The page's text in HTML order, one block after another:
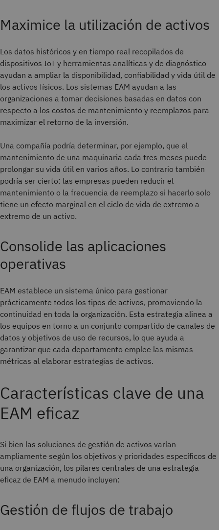
Maximice la utilización de activos
Los datos históricos y en tiempo real recopilados de
dispositivos IoT y herramientas analíticas y de diagnóstico
ayudan a ampliar la disponibilidad, confiabilidad y vida útil de
los activos físicos. Los sistemas EAM ayudan a las
organizaciones a tomar decisiones basadas en datos con
respecto a los costos de mantenimiento y reemplazos para
maximizar el retorno de la inversión.
Una compañía podría determinar, por ejemplo, que el
mantenimiento de una maquinaria cada tres meses puede
prolongar su vida útil en varios años. Lo contrario también
podría ser cierto: las empresas pueden reducir el
mantenimiento o la frecuencia de reemplazo si hacerlo solo
tiene un efecto marginal en el ciclo de vida de extremo a
extremo de un activo.
Consolide las aplicaciones
operativas
EAM establece un sistema único para gestionar
prácticamente todos los tipos de activos, promoviendo la
continuidad en toda la organización. Esta estrategia alinea a
los equipos en torno a un conjunto compartido de canales de
datos y objetivos de uso de recursos, lo que ayuda a
garantizar que cada departamento emplee las mismas
métricas al elaborar estrategias de activos.
Características clave de una
EAM eficaz
Si bien las soluciones de gestión de activos varían
ampliamente según los objetivos y prioridades específicos de
una organización, los pilares centrales de una estrategia
eficaz de EAM a menudo incluyen:
Gestión de flujos de trabajo